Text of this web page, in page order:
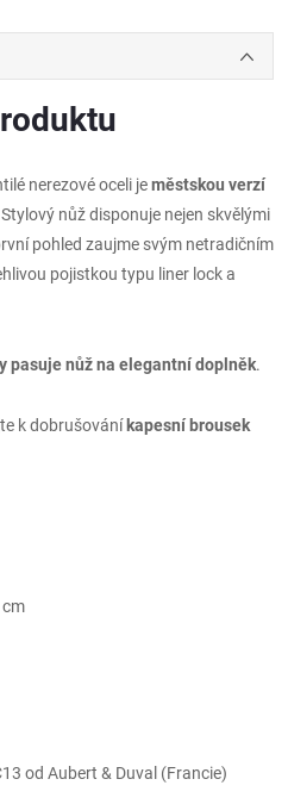
nerezové oceli jeměstskou verzí
Stylový nůž disponuje nejen skvělými
pohled zaujme svým netradičním
pojistkou typu liner lock a
pasuje nůž na elegantní doplněk.
k dobrušování kapesní brousek
cm
od Aubert & Duval (Francie)